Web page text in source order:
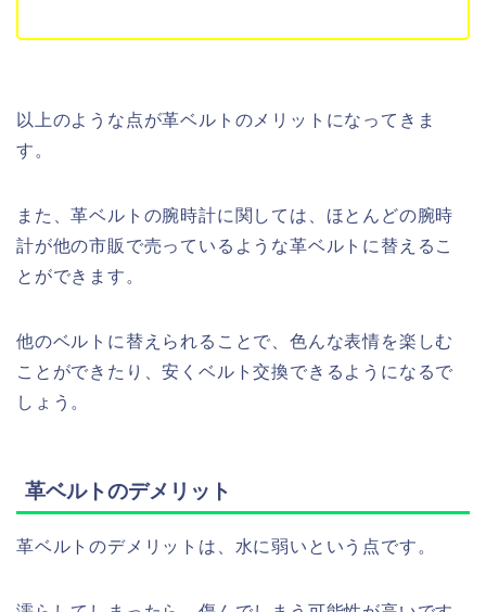
以上のような点が革ベルトのメリットになってきま
す。
また、革ベルトの腕時計に関しては、ほとんどの腕時
計が他の市販で売っているような革ベルトに替えるこ
とができます。
他のベルトに替えられることで、色んな表情を楽しむ
ことができたり、安くベルト交換できるようになるで
しょう。
革ベルトのデメリット
革ベルトのデメリットは、水に弱いという点です。